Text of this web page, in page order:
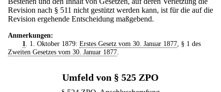
Revision nach § 511 nicht gestützt werden kann, ist für die auf die
Revision ergehende Entscheidung maßgebend.
Anmerkungen:
1
. 1. Oktober 1879: Erstes Gesetz vom 30. Januar 1877, § 1 des
Zweiten Gesetzes vom 30. Januar 1877
Umfeld von § 525 ZPO